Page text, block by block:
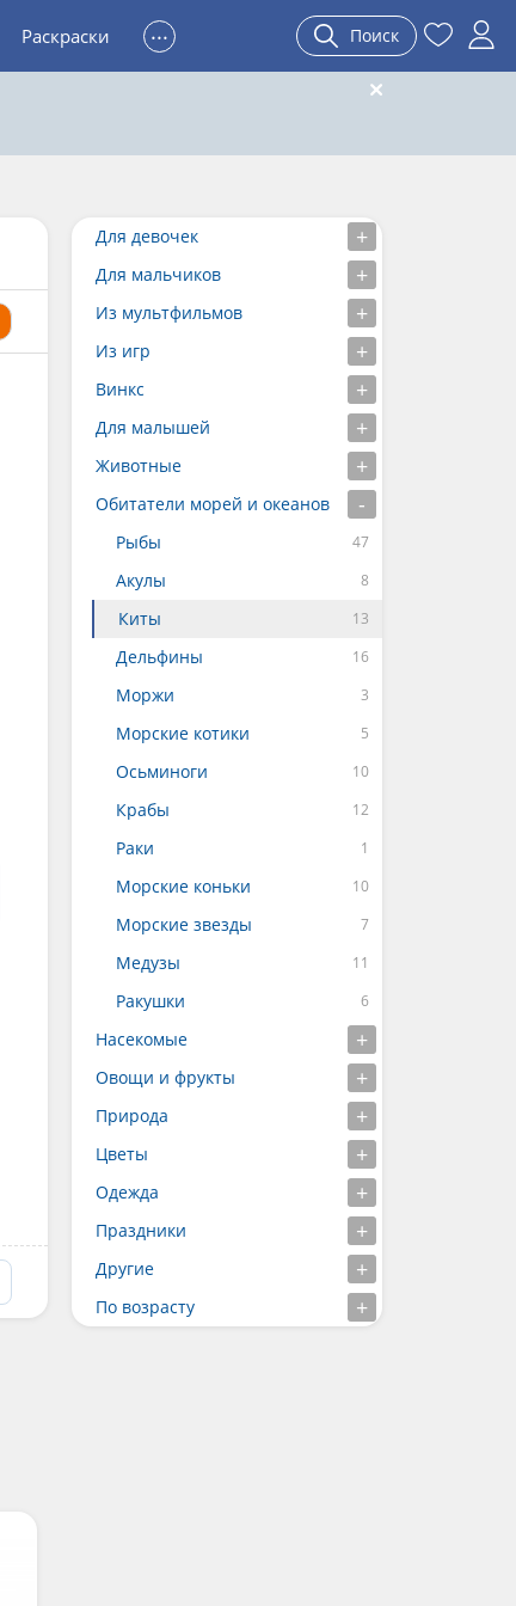
Раскраски ... Поиск
Для девочек
Для мальчиков
Из мультфильмов
Из игр
Винкс
Для малышей
Животные
Обитатели морей и океанов
Рыбы
Акулы
Киты
Дельфины
Моржи
Морские котики
Осьминоги
Крабы
Раки
Морские коньки
Морские звезды
Медузы
Ракушки
Насекомые
Овощи и фрукты
Природа
Цветы
Одежда
Праздники
Другие
По возрасту